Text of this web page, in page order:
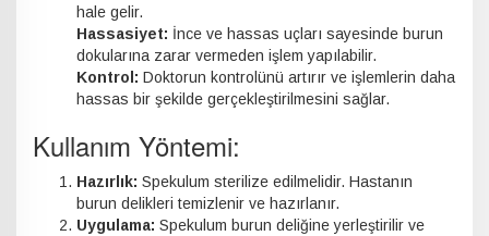
hale gelir.
Hassasiyet: İnce ve hassas uçları sayesinde burun
dokularına zarar vermeden işlem yapılabilir.
Kontrol: Doktorun kontrolünü artırır ve işlemlerin daha
hassas bir şekilde gerçekleştirilmesini sağlar.
Kullanım Yöntemi:
Hazırlık: Spekulum sterilize edilmelidir. Hastanın
burun delikleri temizlenir ve hazırlanır.
Uygulama: Spekulum burun deliğine yerleştirilir ve